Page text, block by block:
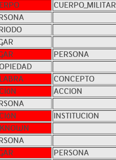
CUERPO_MILITAR
PERSONA
CONCEPTO
ACCION
INSTITUCION
PERSONA